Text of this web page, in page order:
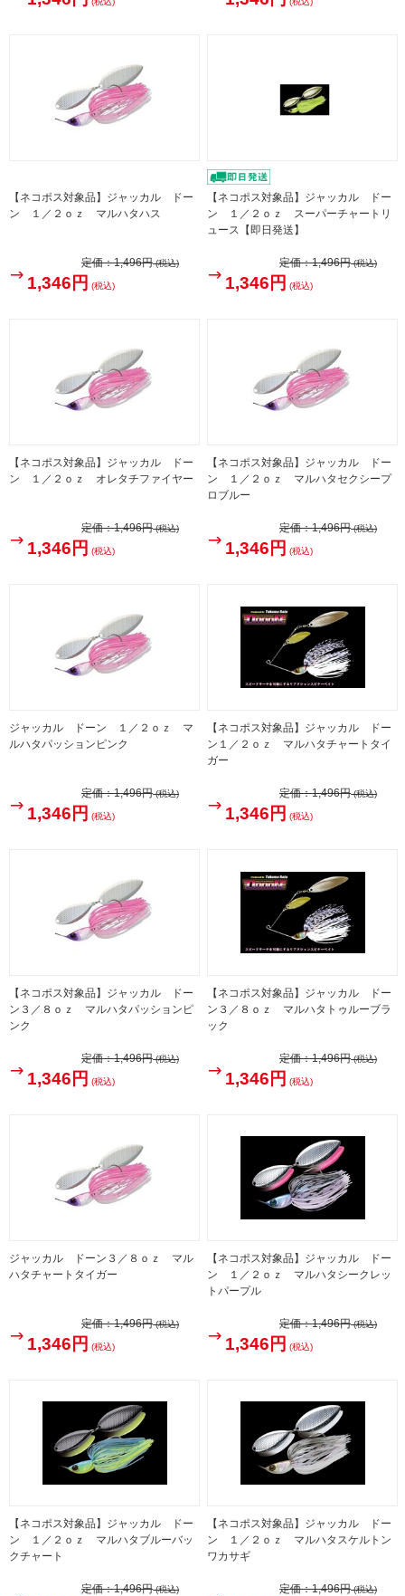
【ネコポス対象品】ジャッカル ドー
ン １／２ｏｚ マルハタハス
定価：1,496円(税込)
1,346円 (税込)
【ネコポス対象品】ジャッカル ドー
ン １／２ｏｚ スーパーチャートリ
ュース【即日発送】
定価：1,496円(税込)
1,346円 (税込)
【ネコポス対象品】ジャッカル ドー
ン １／２ｏｚ オレタチファイヤー
定価：1,496円(税込)
1,346円 (税込)
【ネコポス対象品】ジャッカル ドー
ン １／２ｏｚ マルハタセクシープ
ロブルー
定価：1,496円(税込)
1,346円 (税込)
ジャッカル ドーン １／２ｏｚ マ
ルハタパッションピンク
定価：1,496円(税込)
1,346円 (税込)
【ネコポス対象品】ジャッカル ドー
ン１／２ｏｚ マルハタチャートタイ
ガー
定価：1,496円(税込)
1,346円 (税込)
【ネコポス対象品】ジャッカル ドー
ン３／８ｏｚ マルハタパッションピ
ンク
定価：1,496円(税込)
1,346円 (税込)
【ネコポス対象品】ジャッカル ドー
ン３／８ｏｚ マルハタトゥルーブラ
ック
定価：1,496円(税込)
1,346円 (税込)
ジャッカル ドーン３／８ｏｚ マル
ハタチャートタイガー
定価：1,496円(税込)
1,346円 (税込)
【ネコポス対象品】ジャッカル ドー
ン １／２ｏｚ マルハタシークレッ
トパープル
定価：1,496円(税込)
1,346円 (税込)
【ネコポス対象品】ジャッカル ドー
ン １／２ｏｚ マルハタブルーバッ
クチャート
定価：1,496円(税込)
【ネコポス対象品】ジャッカル ドー
ン １／２ｏｚ マルハタスケルトン
ワカサギ
定価：1,496円(税込)